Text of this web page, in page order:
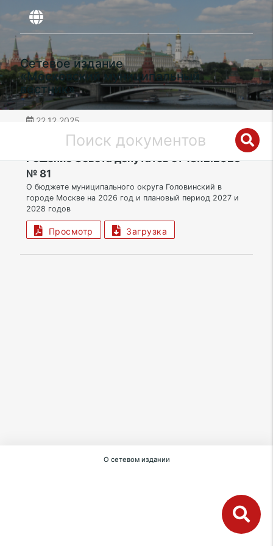
Сетевое издание
«Московский муниципальный
вестник»
22.12.2025
САО | Муниципальный округ Головинский
Решение Совета депутатов от 18.12.2025
№ 81
О бюджете муниципального округа Головинский в
городе Москве на 2026 год и плановый период 2027 и
2028 годов
Просмотр Загрузка
О сетевом издании